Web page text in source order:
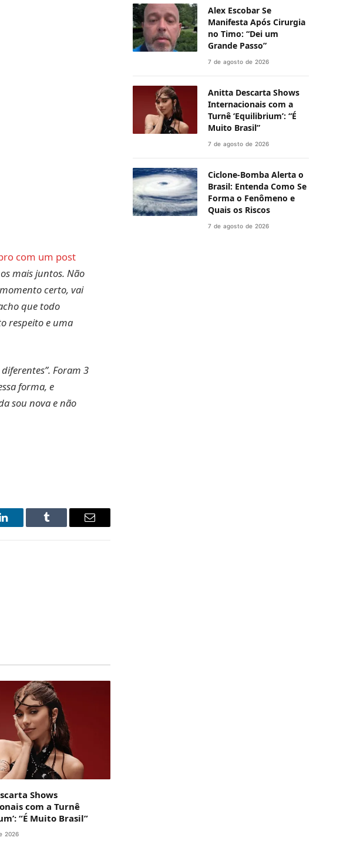
com um post
mais juntos. Não
certo, vai
que todo
respeito e uma
Foram 3
forma, e
sou nova e não
LinkedIn Tumblr
E-
Shows
com a Turnê
“É Muito Brasil”
2026
Alex Escobar Se
Manifesta Após Cirurgia
no Timo: “Dei um
Grande Passo”
7 de agosto de 2026
Anitta Descarta Shows
Internacionais com a
Turnê ‘Equilibrium’: “É
Muito Brasil”
7 de agosto de 2026
Ciclone-Bomba Alerta o
Brasil: Entenda Como Se
Forma o Fenômeno e
Quais os Riscos
7 de agosto de 2026